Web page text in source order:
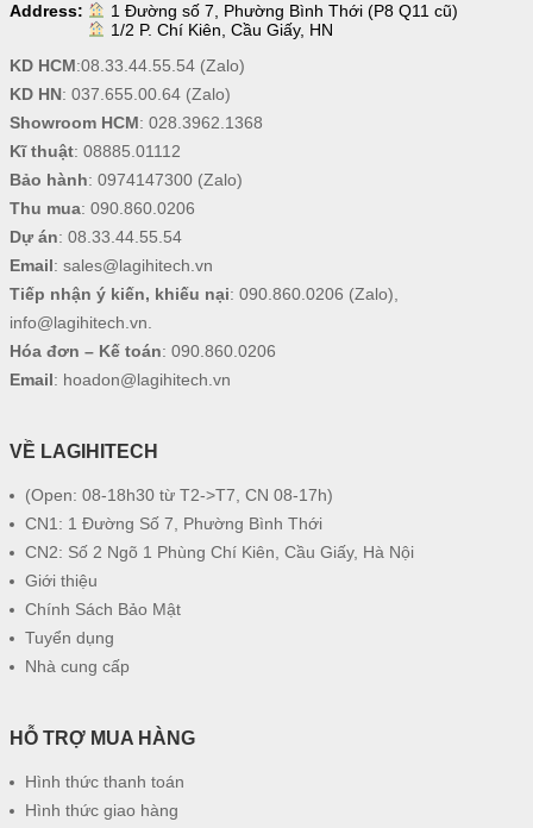
Address:
1 Đường số 7, Phường Bình Thới (P8 Q11 cũ)
1/2 P. Chí Kiên, Cầu Giấy, HN
KD HCM:08.33.44.55.54(Zalo)
KD HN: 037.655.00.64(Zalo)
Showroom HCM: 028.3962.1368
Kĩ thuật: 08885.01112
Bảo hành: 0974147300(Zalo)
Thu mua: 090.860.0206
Dự án: 08.33.44.55.54
Email: sales@lagihitech.vn
Tiếp nhận ý kiến, khiếu nại: 090.860.0206 (Zalo),
info@lagihitech.vn
Hóa đơn – Kế toán: 090.860.0206
Email: hoadon@lagihitech.vn
VỀ LAGIHITECH
(Open: 08-18h30 từ T2->T7, CN 08-17h)
CN1: 1 Đường Số 7, Phường Bình Thới
CN2: Số 2 Ngõ 1 Phùng Chí Kiên, Cầu Giấy, Hà Nội
Giới thiệu
Chính Sách Bảo Mật
Tuyển dụng
Nhà cung cấp
HỖ TRỢ MUA HÀNG
Hình thức thanh toán
Hình thức giao hàng